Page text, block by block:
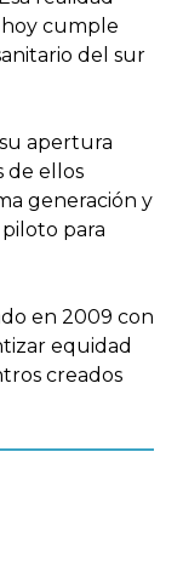
cumple
del sur
apertura
de ellos
generación y
para
en 2009 con
equidad
creados